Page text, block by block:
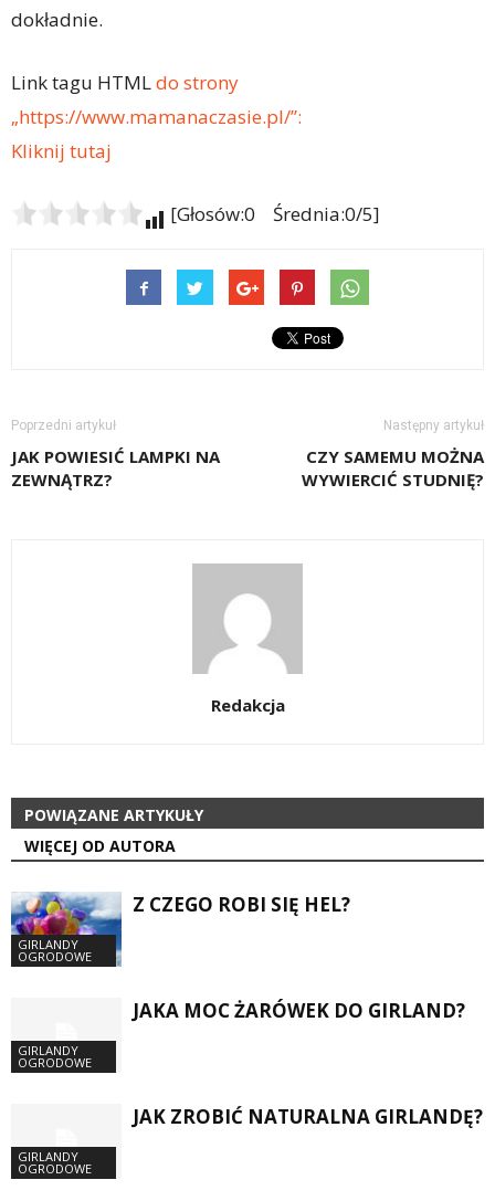
dokładnie.
Link tagu HTMLdo strony
„https://www.mamanaczasie.pl/”:
Kliknij tutaj
[Głosów:0 Średnia:0/5]
Poprzedni artykuł
JAK POWIESIĆ LAMPKI NA
ZEWNĄTRZ?
Następny artykuł
CZY SAMEMU MOŻNA
WYWIERCIĆ STUDNIĘ?
Redakcja
POWIĄZANE ARTYKUŁY
WIĘCEJ OD AUTORA
GIRLANDY
OGRODOWE
Z CZEGO ROBI SIĘ HEL?
GIRLANDY
OGRODOWE
JAKA MOC ŻARÓWEK DO GIRLAND?
GIRLANDY
OGRODOWE
JAK ZROBIĆ NATURALNA GIRLANDĘ?